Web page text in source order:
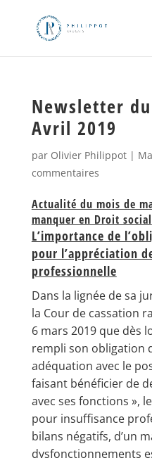
Newsletter
Avril 2019
par Olivier Philippot|
commentaires
Actualité du mois de
manquer en Droit social
L’importance de
pour l’appréciation
professionnelle
Dans la lignée de sa
la Cour de cassation
6 mars 2019 que dès
rempli son obligation
adéquation avec le
faisant bénéficier de
avec ses fonctions »,
pour insuffisance
bilans négatifs, d’un
dysfonctionnements